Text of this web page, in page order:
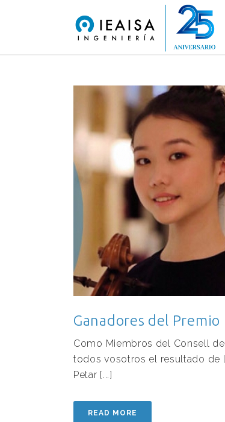
Ganadores del
Como Miembros del Consell
todos vosotros el resultado de
Petar [...]
READ MORE